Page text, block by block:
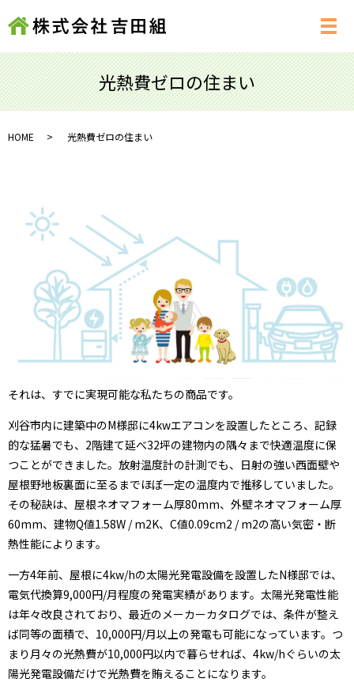
メ
光熱費ゼロの住まい
HOME 光熱費ゼロの住まい
それは、すでに実現可能な私たちの商品です。
刈谷市内に建築中のM様邸に4kwエアコンを設置したところ、記録
的な猛暑でも、2階建て延べ32坪の建物内の隅々まで快適温度に保
つことができました。放射温度計の計測でも、日射の強い西面壁や
屋根野地板裏面に至るまでほぼ一定の温度内で推移していました。
その秘訣は、屋根ネオマフォーム厚80mm、外壁ネオマフォーム厚
60mm、建物Q値1.58W / m2K、C値0.09cm2 / m2の高い気密・断
熱性能によります。
一方4年前、屋根に4kw/hの太陽光発電設備を設置したN様邸では、
電気代換算9,000円/月程度の発電実績があります。太陽光発電性能
は年々改良されており、最近のメーカーカタログでは、条件が整え
ば同等の面積で、10,000円/月以上の発電も可能になっています。つ
まり月々の光熱費が10,000円以内で暮らせれば、4kw/hぐらいの太
陽光発電設備だけで光熱費を賄えることになります。